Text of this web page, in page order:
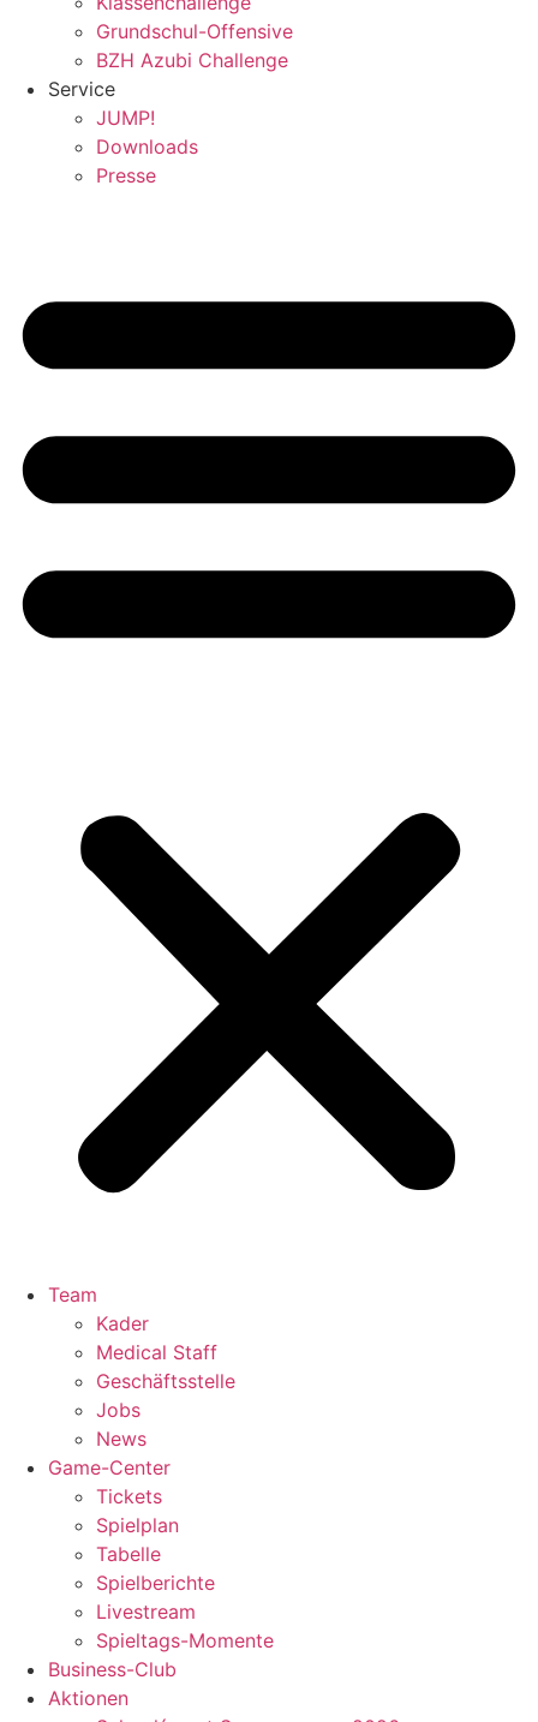
Grundschul-Offensive
BZH Azubi Challenge
Service
JUMP!
Downloads
Presse
Team
Kader
Medical Staff
Geschäftsstelle
Jobs
News
Game-Center
Tickets
Spielplan
Tabelle
Spielberichte
Livestream
Spieltags-Momente
Business-Club
Aktionen